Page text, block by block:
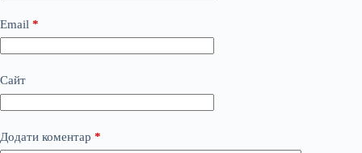
Email *
Сайт
Додати коментар *